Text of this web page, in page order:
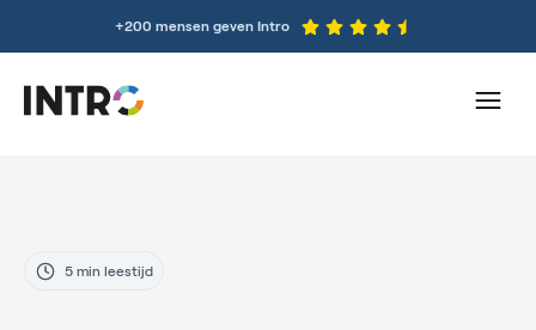
+200 mensen geven Intro
5 min leestijd